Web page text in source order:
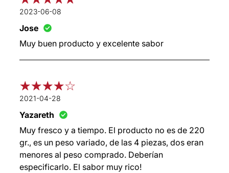
2023-06-08
Jose
Muy buen producto y excelente sabor
2021-04-28
Yazareth
Muy fresco y a tiempo. El producto no es de 220
gr., es un peso variado, de las 4 piezas, dos eran
menores al peso comprado. Deberían
especificarlo. El sabor muy rico!